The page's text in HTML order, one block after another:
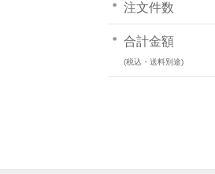
注文件数
合計金額
(税込・送料別途)